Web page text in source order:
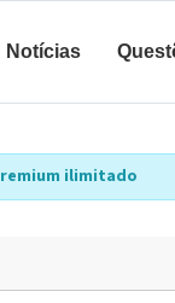
Notícias
ilimitado